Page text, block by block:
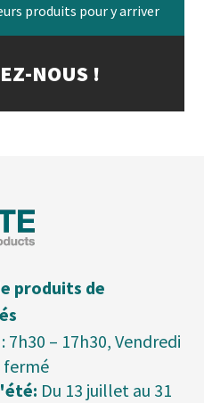
produits pour y arriver
NOUS !
produits de
7h30 – 17h30, Vendredi
fermé
Du 13 juillet au 31